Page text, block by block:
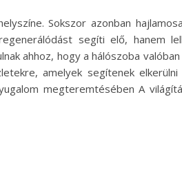
Sokszor azonban
segíti elő, hanem
ahhoz, hogy a hálószoba valóban
amelyek segítenek elkerülni
megteremtésében A